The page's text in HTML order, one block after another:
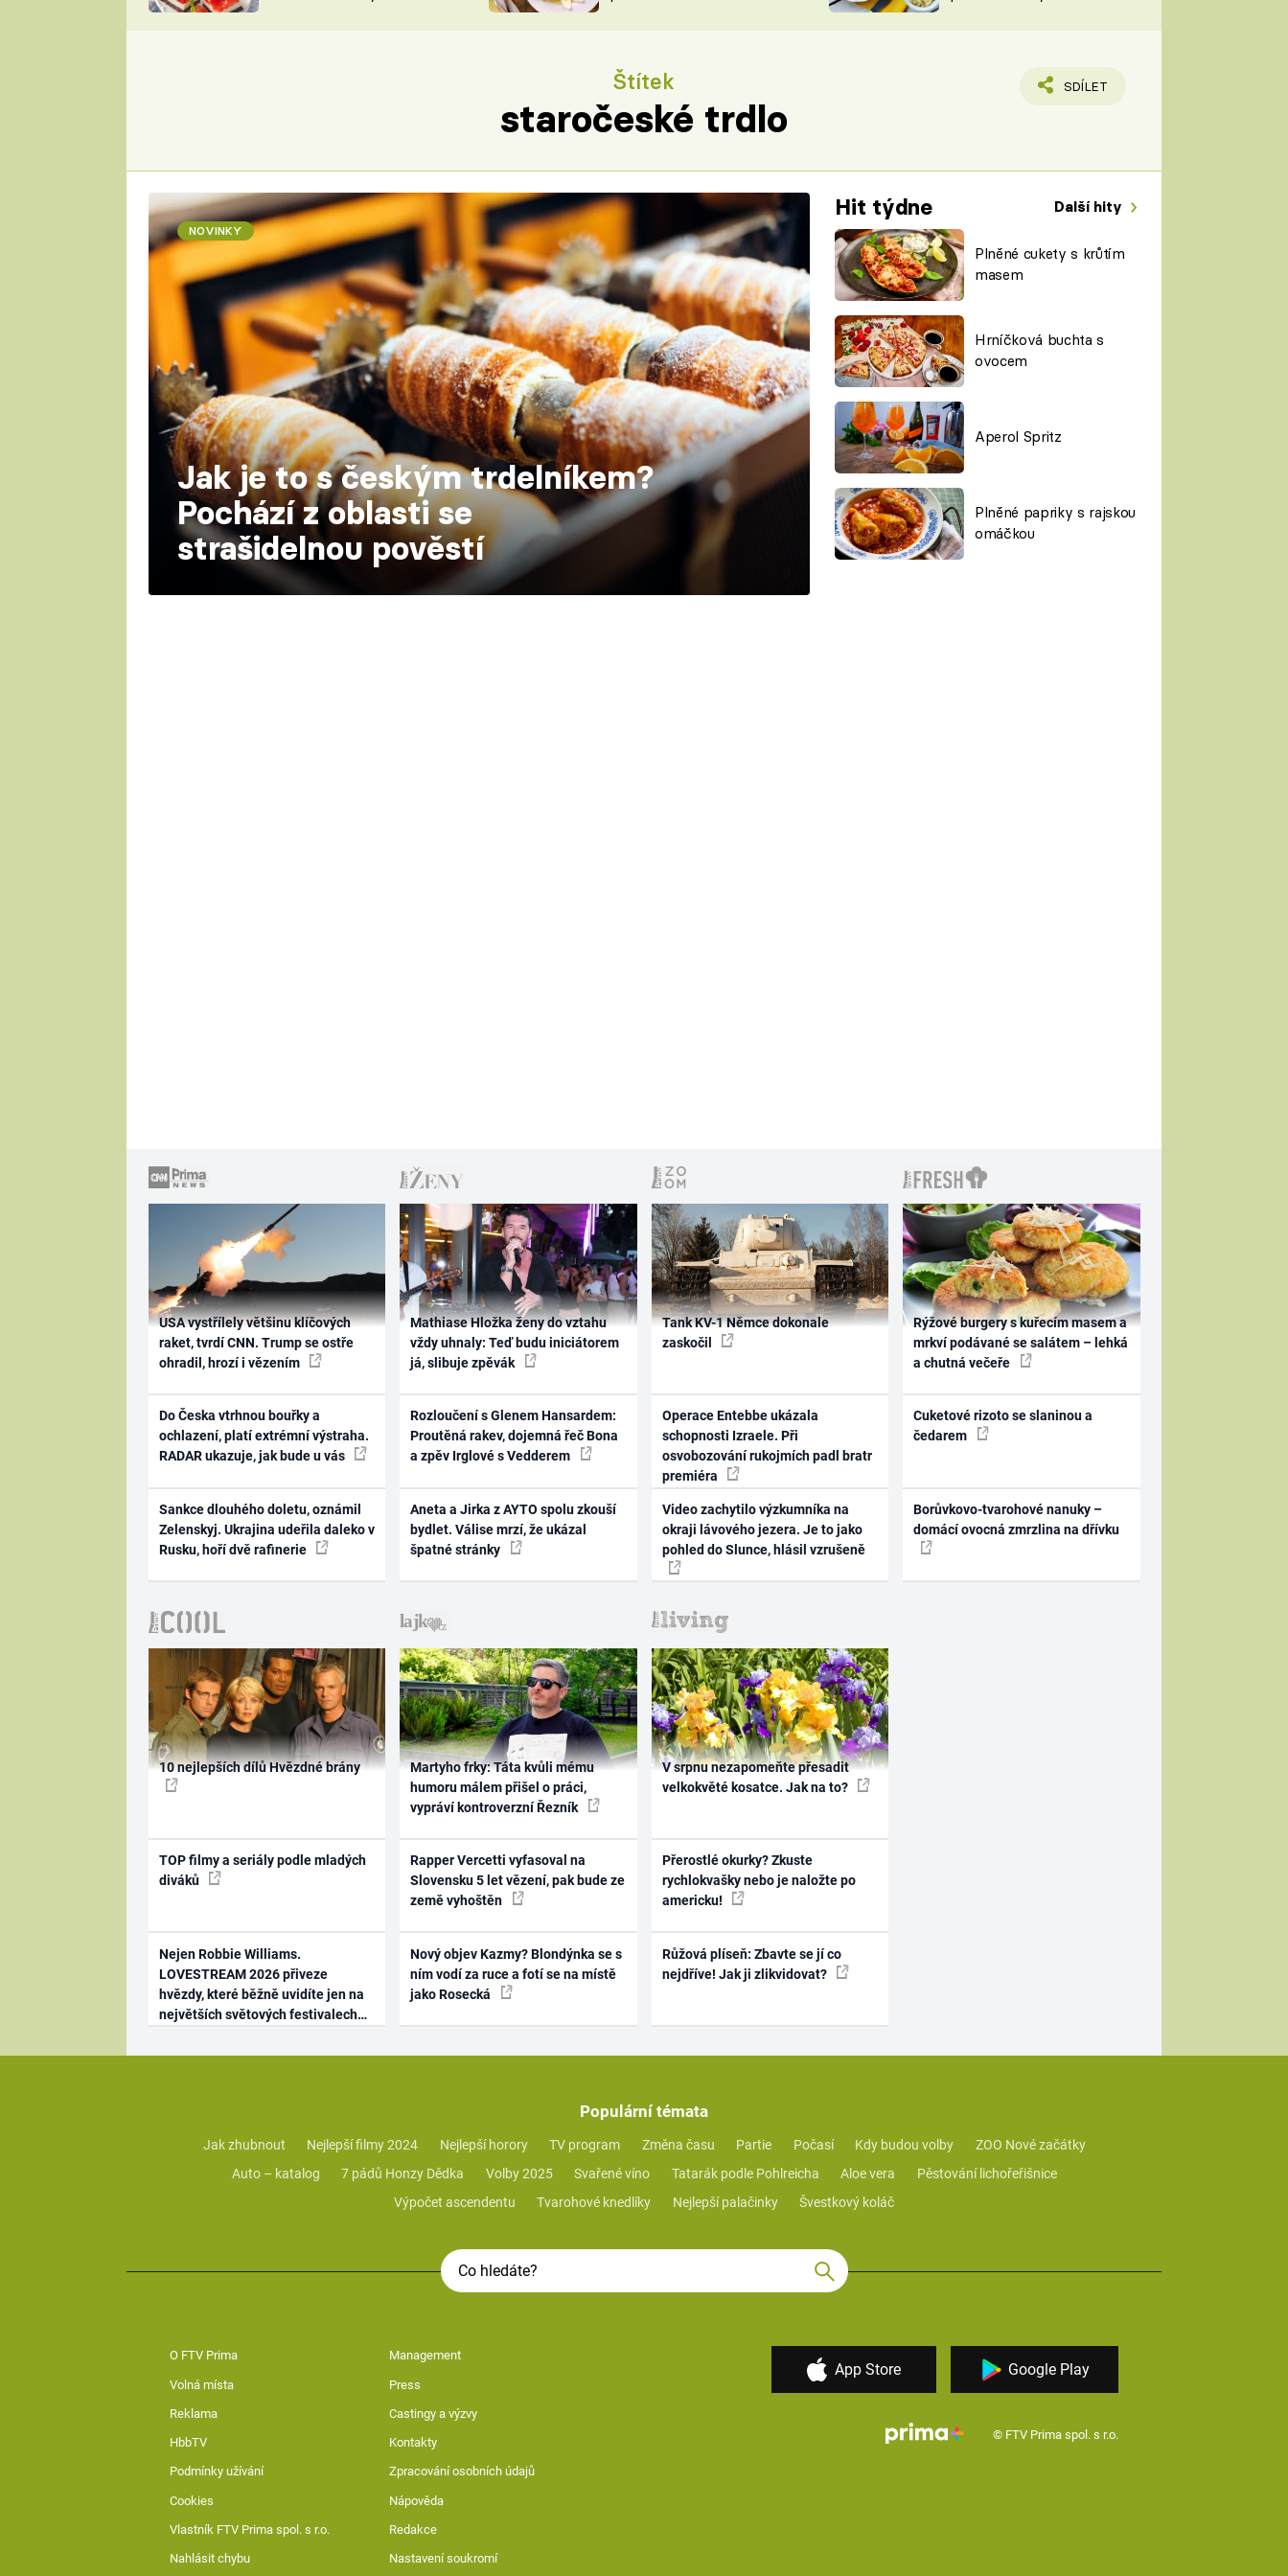
NA NÁKUPECH
ŠÉFREDAKTORKY
Štítek
staročeské trdlo
SDÍLET
Hit týdne Další hity
Plněné cukety s krůtím
masem
Hrníčková buchta s
ovocem
Aperol Spritz
Plněné papriky s rajskou
omáčkou
NOVINKY
Jak je to s českým trdelníkem?
Pochází z oblasti se
strašidelnou pověstí
USA vystřílely většinu klíčových
raket, tvrdí CNN. Trump se ostře
ohradil, hrozí i vězením
Do Česka vtrhnou bouřky a
ochlazení, platí extrémní výstraha.
RADAR ukazuje, jak bude u vás
Sankce dlouhého doletu, oznámil
Zelenskyj. Ukrajina udeřila daleko v
Rusku, hoří dvě rafinerie
Mathiase Hložka ženy do vztahu
vždy uhnaly: Teď budu iniciátorem
já, slibuje zpěvák
Rozloučení s Glenem Hansardem:
Proutěná rakev, dojemná řeč Bona
a zpěv Irglové s Vedderem
Aneta a Jirka z AYTO spolu zkouší
bydlet. Válise mrzí, že ukázal
špatné stránky
Tank KV-1 Němce dokonale
zaskočil
Operace Entebbe ukázala
schopnosti Izraele. Při
osvobozování rukojmích padl bratr
premiéra
Video zachytilo výzkumníka na
okraji lávového jezera. Je to jako
pohled do Slunce, hlásil vzrušeně
Rýžové burgery s kuřecím masem a
mrkví podávané se salátem – lehká
a chutná večeře
Cuketové rizoto se slaninou a
čedarem
Borůvkovo-tvarohové nanuky –
domácí ovocná zmrzlina na dřívku
10 nejlepších dílů Hvězdné brány
TOP filmy a seriály podle mladých
diváků
Nejen Robbie Williams.
LOVESTREAM 2026 přiveze
hvězdy, které běžně uvidíte jen na
největších světových festivalech
Martyho frky: Táta kvůli mému
humoru málem přišel o práci,
vypráví kontroverzní Řezník
Rapper Vercetti vyfasoval na
Slovensku 5 let vězení, pak bude ze
země vyhoštěn
Nový objev Kazmy? Blondýnka se s
ním vodí za ruce a fotí se na místě
jako Rosecká
V srpnu nezapomeňte přesadit
velkokvěté kosatce. Jak na to?
Přerostlé okurky? Zkuste
rychlokvašky nebo je naložte po
americku!
Růžová plíseň: Zbavte se jí co
nejdříve! Jak ji zlikvidovat?
Populární témata
Jak zhubnout Nejlepší filmy 2024 Nejlepší horory TV program Změna času Partie Počasí Kdy budou volby
ZOO Nové začátky
Auto – katalog
7 pádů Honzy Dědka Volby 2025 Svařené víno Tatarák podle Pohlreicha Aloe vera
Pěstování lichořeřišnice
Výpočet ascendentu
Tvarohové knedlíky Nejlepší palačinky Švestkový koláč
O FTV Prima Management
Volná místa Press
Reklama Castingy a výzvy
HbbTV Kontakty
Podmínky užívání Zpracování osobních údajů
Cookies Nápověda
Vlastník FTV Prima spol. s r.o. Redakce
Nahlásit chybu Nastavení soukromí
App Store Google Play
© FTV Prima spol. s r.o.